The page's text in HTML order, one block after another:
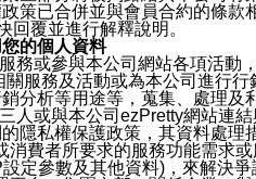
策已合併並與會員合約的條
回覆並進行解釋說明。
的個人資料
務或參與本公司網站各項活
服務及活動或為本公司進行
分析等用途等，蒐集、處理及
人或與本公司ezPretty網站連
隱私權保護政策，其資料處
消費者所要求的服務功能需求
定參數及其他資料)，來解決